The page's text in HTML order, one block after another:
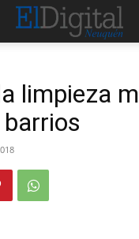
limpieza